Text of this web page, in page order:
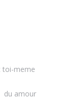
toi-meme
du amour